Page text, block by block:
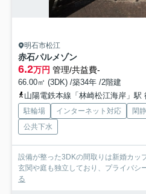
明石市松江
赤石パルメゾン
6.2万円 管理/共益費-
66.00㎡ (3DK) /築34年 /2階建
山陽電鉄本線「林崎松江海岸」駅
駐輪場 インターネット対応 閑
公共下水
設備が整った3DKの間取りは新婚カッ
玄関や庭も独立しており、プライバシ
る